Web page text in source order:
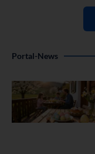
Portal-News